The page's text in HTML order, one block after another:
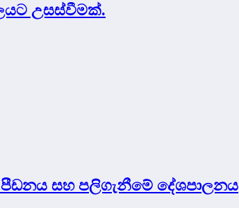
උසස්වීමක්.
පීඩනය සහ පලිගැනීමේ දේශපාලනය